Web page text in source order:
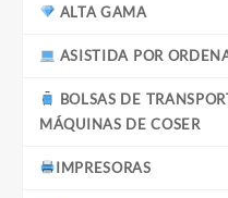
ALTA GAMA
ASISTIDA POR
BOLSAS DE
MÁQUINAS DE COSER
IMPRESORAS